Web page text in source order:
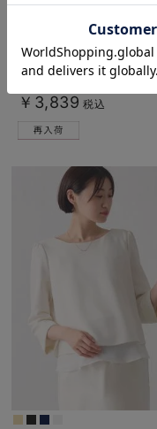
Rosemadame（ローズマダ
ブニットフレアパンツ マタ
ィ・産後
7件
￥3,839 税込
お気